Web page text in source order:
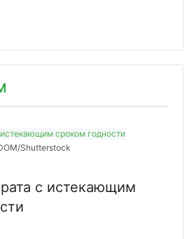
Shutterstoсk
с истекающим